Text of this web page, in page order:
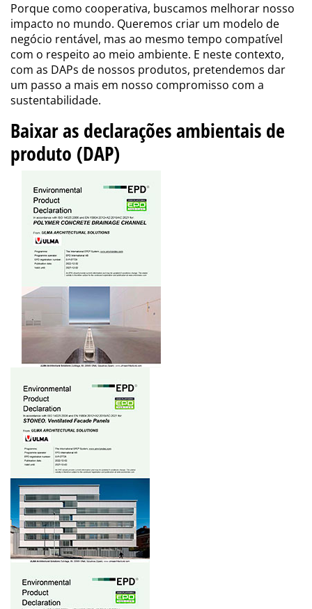
Porque como cooperativa, buscamos melhorar nosso
impacto no mundo. Queremos criar um modelo de
negócio rentável, mas ao mesmo tempo compatível
com o respeito ao meio ambiente. E neste contexto,
com as DAPs de nossos produtos, pretendemos dar
um passo a mais em nosso compromisso com a
sustentabilidade.
Baixar as declarações ambientais de
produto (DAP)